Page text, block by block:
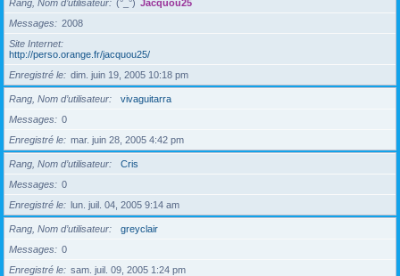
Rang, Nom d’utilisateur (°_°) Jacquou25
Messages
2008
Site Internet
http://perso.orange.fr/jacquou25/
Enregistré le
dim. juin 19, 2005 10:18 pm
Rang, Nom d’utilisateur
vivaguitarra
Messages
0
Enregistré le
mar. juin 28, 2005 4:42 pm
Rang, Nom d’utilisateur
Cris
Messages
0
Enregistré le
lun. juil. 04, 2005 9:14 am
Rang, Nom d’utilisateur
greyclair
Messages
0
Enregistré le
sam. juil. 09, 2005 1:24 pm